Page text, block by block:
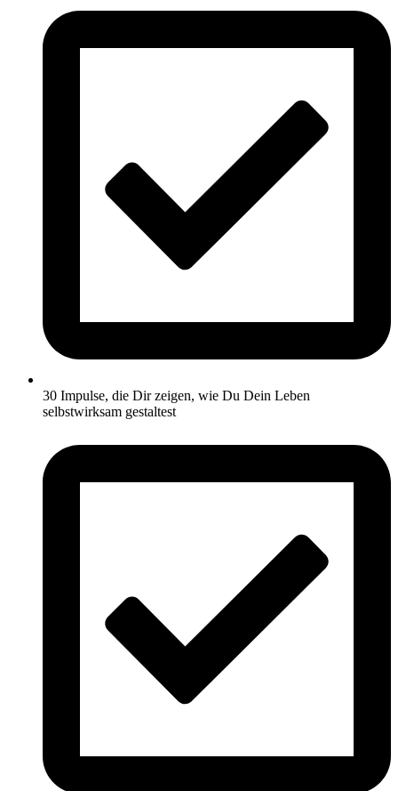
30 Impulse, die Dir zeigen, wie Du Dein Leben
selbstwirksam gestaltest